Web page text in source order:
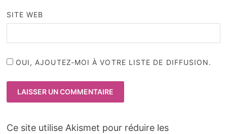
SITE WEB
OUI, AJOUTEZ-MOI À VOTRE LISTE DE DIFFUSION.
Ce site utilise Akismet pour réduire les